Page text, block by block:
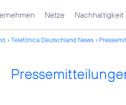
Netze Nachhaltigkeit
Telefónica Deutschland News